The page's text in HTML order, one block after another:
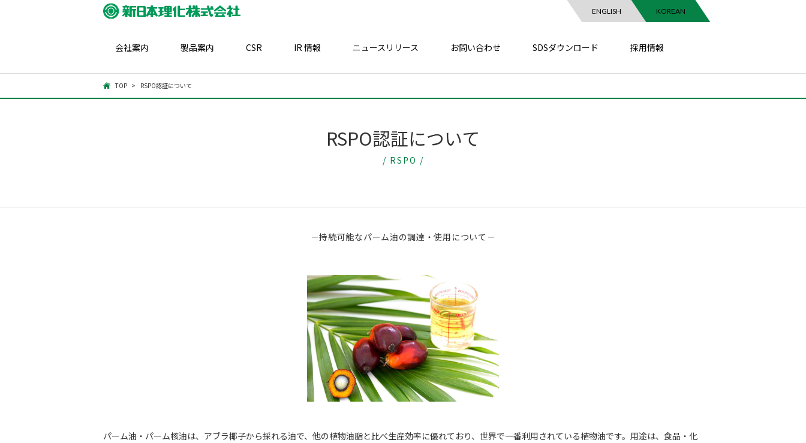
ENGLISH KOREAN
会社案内 製品案内 CSR IR 情報 ニュースリリース お問い合わせ SDSダウンロード 採用情報
TOP RSPO認証について
RSPO認証について
/ RSPO /
－持続可能なパーム油の調達・使用について－
パーム油・パーム核油は、アブラ椰子から採れる油で、他の植物油脂と比べ生産効率に優れており、世界で一番利用されている植物油です。用途は、食品・化